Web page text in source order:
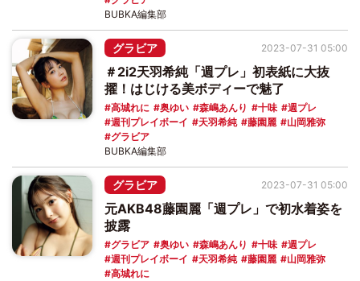
BUBKA編集部
グラビア
＃2i2天羽希純「週プレ」初表紙に大抜
擢！はじける美ボディーで魅了
高城れに 奥ゆい 森嶋あんり 十味
週プレ
週刊プレイボーイ
天羽希純 藤園麗
山岡雅弥
グラビア
2023-07-31 05:00
BUBKA編集部
グラビア
元AKB48藤園麗「週プレ」で初水着姿を
披露
グラビア 奥ゆい 森嶋あんり 十味
週プレ
週刊プレイボーイ
天羽希純 藤園麗
山岡雅弥
高城れに
2023-07-31 05:00